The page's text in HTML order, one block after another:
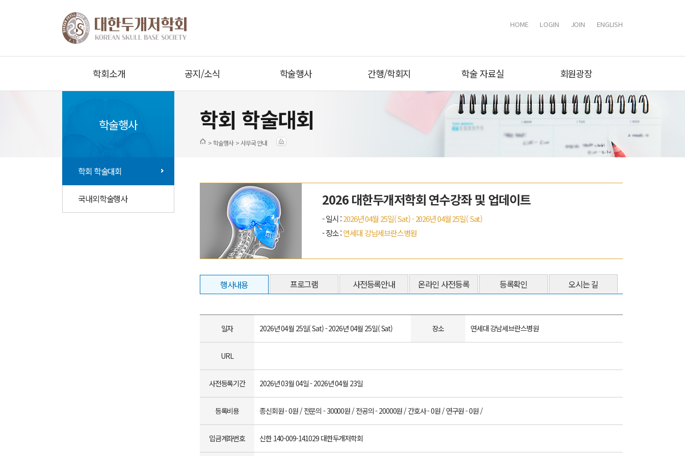
HOME LOGIN JOIN ENGLISH
학회소개 공지/소식 학술행사 간행/학회지 학술 자료실 회원광장
학술행사 학회 학술대회
> 학술행사 > 사무국 안내
학회 학술대회
국내외학술행사 2026 대한두개저학회 연수강좌 및 업데이트
- 일시 :2026년 04월 25일( Sat) - 2026년 04월 25일( Sat)
- 장소 :연세대 강남세브란스병원
행사내용 프로그램 사전등록안내 온라인 사전등록 등록확인 오시는 길
일자 2026년 04월 25일( Sat) - 2026년 04월 25일( Sat) 장소 연세대 강남세브란스병원
URL
사전등록기간 2026년 03월 04일 - 2026년 04월 23일
등록비용 종신회원 - 0원 / 전문의 - 30000원 / 전공의 - 20000원 / 간호사 - 0원 / 연구원 - 0원 /
입금계좌번호 신한 140-009-141029 대한두개저학회